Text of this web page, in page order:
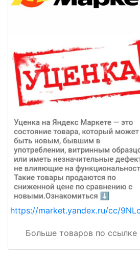
https://market.yandex.ru/cc/
Больше товаров по ссылке